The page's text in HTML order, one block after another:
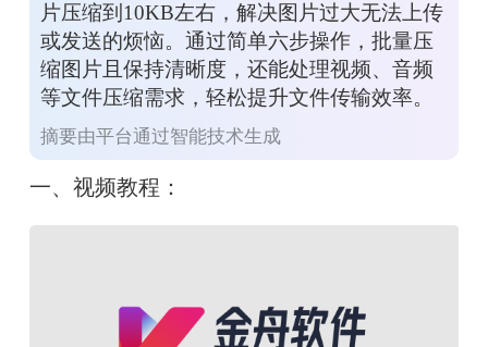
片压缩到10KB左右，解决图片过大无法上传
或发送的烦恼。通过简单六步操作，批量压
缩图片且保持清晰度，还能处理视频、音频
等文件压缩需求，轻松提升文件传输效率。
摘要由平台通过智能技术生成
一、视频教程：